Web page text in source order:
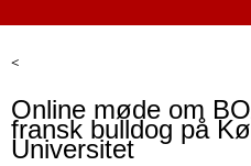
<
Online møde om
fransk bulldog på
Universitet